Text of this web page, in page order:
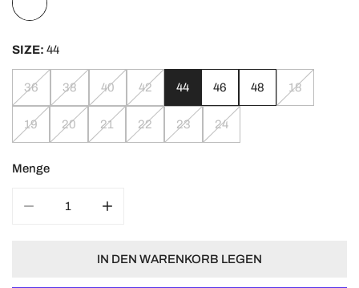
SIZE: 44
36 38 40 42 44 46 48 18
19 20 21 22 23 24
Menge
IN DEN WARENKORB LEGEN